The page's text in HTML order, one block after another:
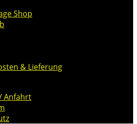
Shop
& Lieferung
Anfahrt